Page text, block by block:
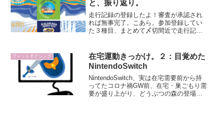
と、振り返り。
走行記録の登録したよ！審査が承認され
れば無事完了。こあら。参加登録してい
た３種目、まとめて〆切間近で走行記録
チラがホノルルバーチャルマラソン（オ
ンラインマラソンと...
フィットボクシング
在宅運動きっかけ。２：目覚めた
NintendoSwitch
NintendoSwitch、実は在宅需要前から持
ってたコロナ禍GW前、在宅・巣ごもり需
要が盛り上がり、どうぶつの森の登場で